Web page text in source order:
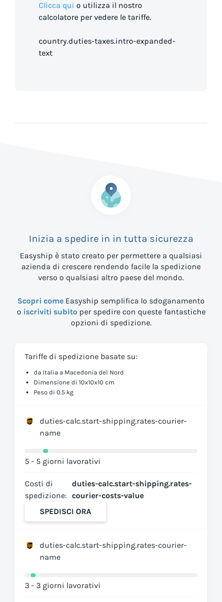
Clicca qui o utilizza il nostro
calcolatore per vedere le tariffe.
country.duties-taxes.intro-expanded-
text
Inizia a spedire in in tutta sicurezza
Easyship è stato creato per permettere a qualsiasi
azienda di crescere rendendo facile la spedizione
verso o qualsiasi altro paese del mondo.
Scopri come Easyship semplifica lo sdoganamento
o iscriviti subitoper spedire con queste fantastiche
opzioni di spedizione.
Tariffe di spedizione basate su:
da Italia a Macedonia del Nord
Dimensione di 10x10x10 cm
Peso di 0.5 kg
duties-calc.start-shipping.rates-courier-
name
5 - 5 giorni lavorativi
Costi di
spedizione:
duties-calc.start-shipping.rates-
courier-costs-value
SPEDISCI ORA
duties-calc.start-shipping.rates-courier-
name
3 - 3 giorni lavorativi